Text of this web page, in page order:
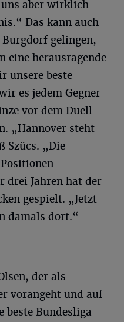
uns aber wirklich
Das kann auch
Burgdorf gelingen,
eine herausragende
unsere beste
es jedem Gegner
vor dem Duell
„Hannover steht
Szücs. „Die
drei Jahren hat der
gespielt. „Jetzt
damals dort.“
der als
vorangeht und auf
beste Bundesliga-